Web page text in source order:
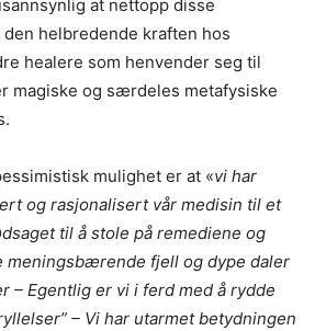
at nettopp disse
helbredende kraften hos
healere som henvender seg til
magiske og særdeles metafysiske
mulighet er at «vi har
og rasjonalisert vår medisin til et
til å stole på remediene og
meningsbærende fjell og dype daler
– Egentlig er vi i ferd med å rydde
– Vi har utarmet betydningen